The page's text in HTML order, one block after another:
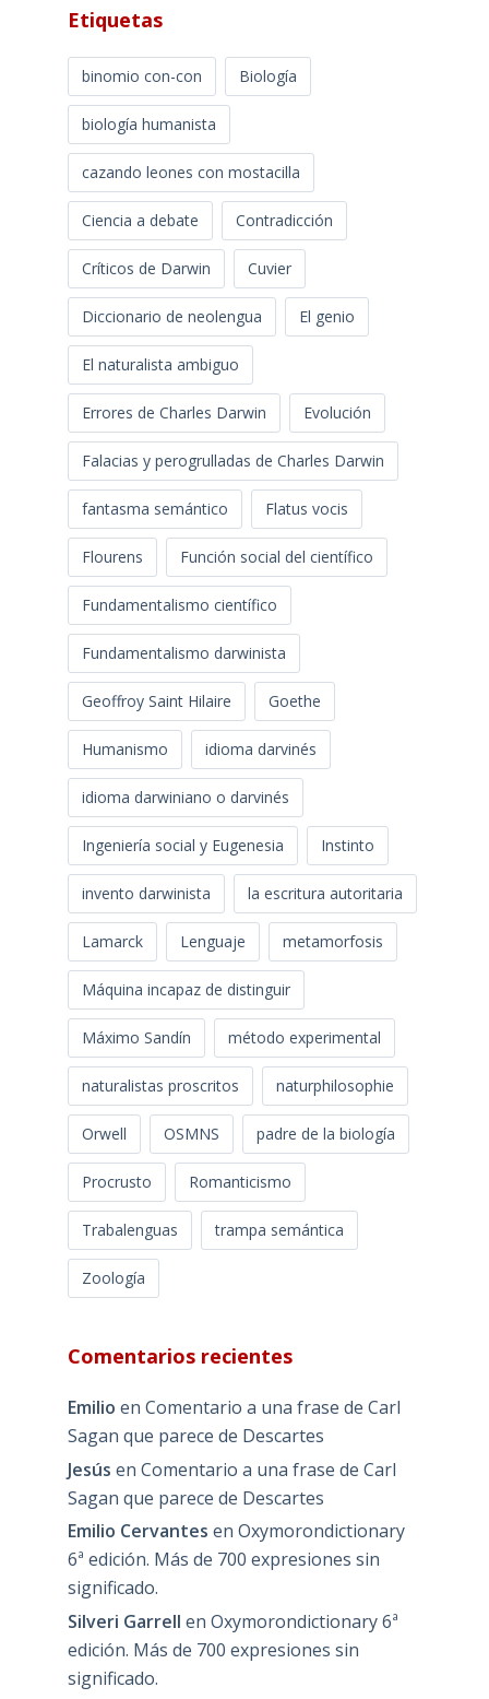
Etiquetas
binomio con-con Biología
biología humanista
cazando leones con mostacilla
Ciencia a debate Contradicción
Críticos de Darwin Cuvier
Diccionario de neolengua El genio
El naturalista ambiguo
Errores de Charles Darwin Evolución
Falacias y perogrulladas de Charles Darwin
fantasma semántico Flatus vocis
Flourens Función social del científico
Fundamentalismo científico
Fundamentalismo darwinista
Geoffroy Saint Hilaire Goethe
Humanismo idioma darvinés
idioma darwiniano o darvinés
Ingeniería social y Eugenesia Instinto
invento darwinista la escritura autoritaria
Lamarck Lenguaje metamorfosis
Máquina incapaz de distinguir
Máximo Sandín método experimental
naturalistas proscritos naturphilosophie
Orwell OSMNS padre de la biología
Procrusto Romanticismo
Trabalenguas trampa semántica
Zoología
Comentarios recientes
Emilio en Comentario a una frase de Carl
Sagan que parece de Descartes
Jesús en Comentario a una frase de Carl
Sagan que parece de Descartes
Emilio Cervantes en Oxymorondictionary
6ª edición. Más de 700 expresiones sin
significado.
Silveri Garrell en Oxymorondictionary 6ª
edición. Más de 700 expresiones sin
significado.